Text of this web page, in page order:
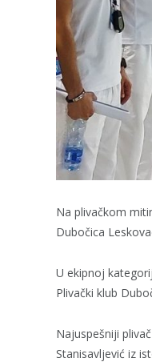
Na plivačkom
Dubočica
U ekipnoj
Plivački klub
Najuspešniji
Stanisavljević iz